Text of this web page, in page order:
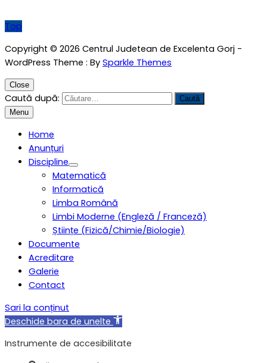
Top
Copyright © 2026 Centrul Judetean de Excelenta Gorj -
WordPress Theme : By Sparkle Themes
Close
Caută după:
Menu
Home
Anunțuri
Discipline
Matematică
Informatică
Limba Română
Limbi Moderne (Engleză / Franceză)
Științe (Fizică/Chimie/Biologie)
Documente
Acreditare
Galerie
Contact
Sari la conținut
Deschide bara de unelte
Instrumente de accesibilitate